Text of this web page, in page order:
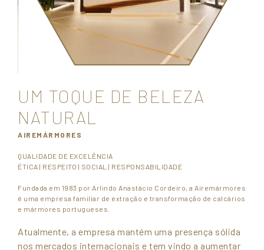
UM TOQUE DE BELEZA
NATURAL
AIREMÁRMORES
QUALIDADE DE EXCELÊNCIA
ÉTICA | RESPEITO | SOCIAL | RESPONSABILIDADE
Fundada em 1983 por Arlindo Anastácio Cordeiro, a Airemármores
é uma empresa familiar de extração e transformação de calcários
e mármores portugueses.
Atualmente, a empresa mantém uma presença sólida
nos mercados internacionais e tem vindo a aumentar